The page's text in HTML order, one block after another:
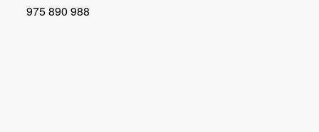
975 890 988